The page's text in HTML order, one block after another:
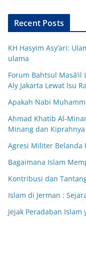
Recent Posts
KH Hasyim Asy’ari:
ulama
Forum Bahtsul
Aly Jakarta Lewat Isu
Apakah Nabi
Ahmad Khatib Al-
Minang dan
Agresi Militer Belanda
Bagaimana Islam
Kontribusi dan
Islam di Jerman :
Jejak Peradaban